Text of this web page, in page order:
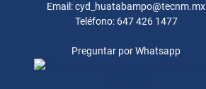
Email: cyd_huatabampo@tecnm.mx
Teléfono: 647 426 1477
Preguntar por Whatsapp